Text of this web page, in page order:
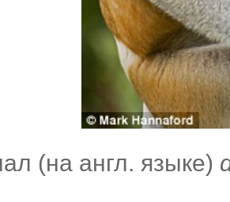
(на англ. языке)